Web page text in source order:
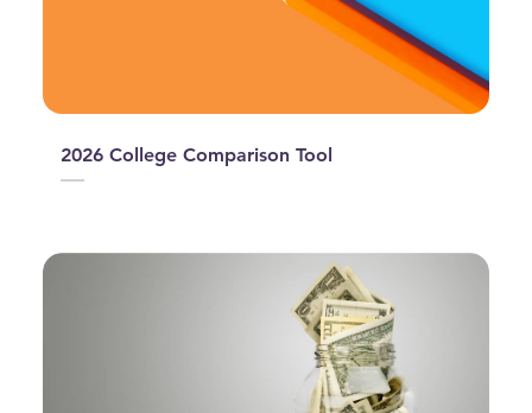
2026 College Comparison Tool